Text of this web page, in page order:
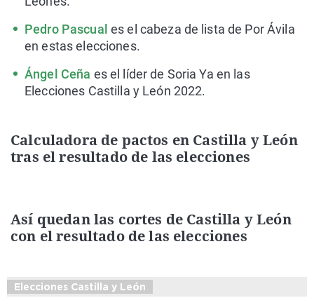
Pedro Pascual es el cabeza de lista de Por Ávila
en estas elecciones.
Ángel Ceña es el líder de Soria Ya en las
Elecciones Castilla y León 2022.
Calculadora de pactos en Castilla y León
tras el resultado de las elecciones
Así quedan las cortes de Castilla y León
con el resultado de las elecciones
Elecciones Castilla y León